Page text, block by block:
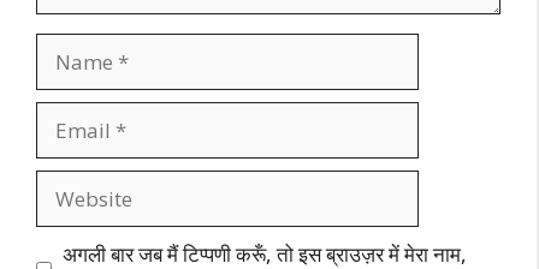
अगली बार जब मैं टिप्पणी करूँ, तो इस ब्राउज़र में मेरा नाम,